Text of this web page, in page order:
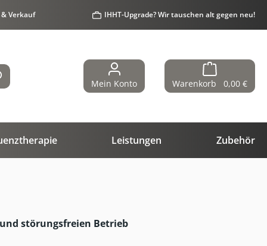
Verkauf IHHT-Upgrade? Wir tauschen alt gegen neu!
Mein Konto Warenkorb 0,00 €
Leistungen Zubehör
störungsfreien Betrieb